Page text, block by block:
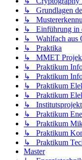
↳ Grundlagen
↳
↳ Einführung in
↳ Wahlfach aus
↳ Praktika
↳ MMET
↳ Praktikum
↳ Praktikum
↳ Praktikum
↳ Praktikum
↳ Institutsprojekt
↳ Praktikum
↳ Praktikum
↳ Praktikum
↳ Praktikum
Master